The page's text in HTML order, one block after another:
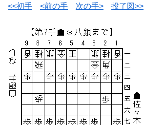
<<初手 <前の手 次の手> 投了図>>